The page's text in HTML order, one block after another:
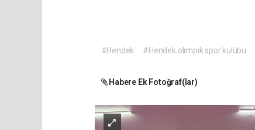
#Hendek #Hendek olimpik spor kulübü
Habere Ek Fotoğraf(lar)